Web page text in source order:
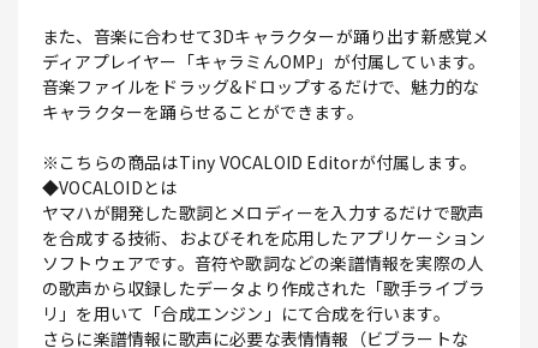
また、音楽に合わせて3Dキャラクターが踊り出す新感覚メ
ディアプレイヤー「キャラミんOMP」が付属しています。
音楽ファイルをドラッグ&ドロップするだけで、魅力的な
キャラクターを踊らせることができます。
※こちらの商品はTiny VOCALOID Editorが付属します。
◆VOCALOIDとは
ヤマハが開発した歌詞とメロディーを入力するだけで歌声
を合成する技術、およびそれを応用したアプリケーション
ソフトウェアです。音符や歌詞などの楽譜情報を実際の人
の歌声から収録したデータより作成された「歌手ライブラ
リ」を用いて「合成エンジン」にて合成を行います。
さらに楽譜情報に歌声に必要な表情情報（ビブラートな